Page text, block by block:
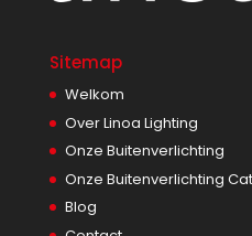
Sitemap
Welkom
Over Linoa Lighting
Onze Buitenverlichting
Onze Buitenverlichting
Blog